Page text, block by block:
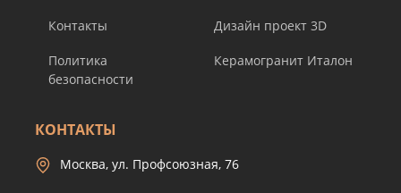
Контакты
Политика
безопасности
Дизайн проект 3D
Керамогранит Италон
КОНТАКТЫ
Москва, ул. Профсоюзная, 76